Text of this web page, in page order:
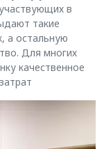
в
такие
а остальную
Для многих
качественное